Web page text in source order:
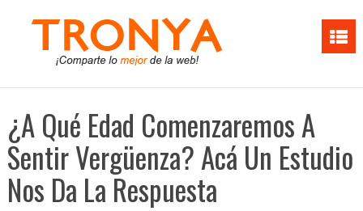
¿A Qué Edad Comenzaremos A
Sentir Vergüenza? Acá Un Estudio
Nos Da La Respuesta